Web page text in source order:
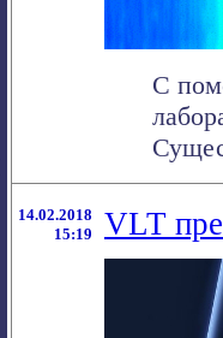
С
14.02.2018
15:19
VLT